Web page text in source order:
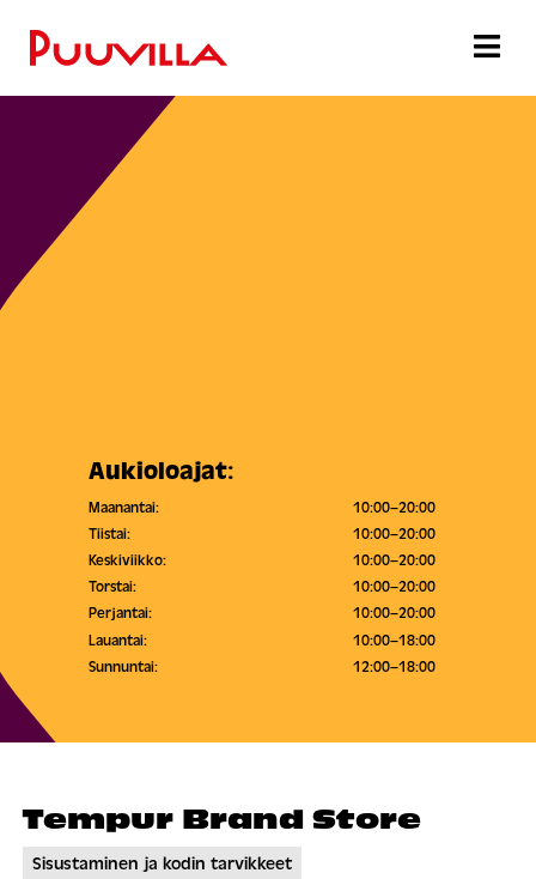
Aukioloajat:
Maanantai:
10:00–20:00
Tiistai:
10:00–20:00
Keskiviikko:
10:00–20:00
Torstai:
10:00–20:00
Perjantai:
10:00–20:00
Lauantai:
10:00–18:00
Sunnuntai:
12:00–18:00
Tempur Brand Store
Sisustaminen ja kodin tarvikkeet